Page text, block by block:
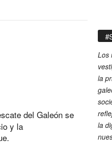
del Galeón se
y la
Los
la
la